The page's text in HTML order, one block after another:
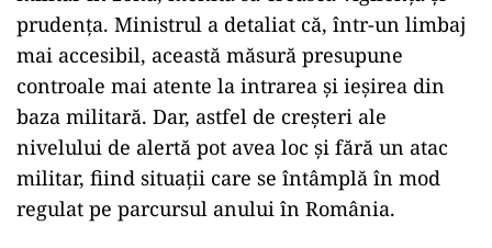
prudența. Ministrul a detaliat că, într-un limbaj
mai accesibil, această măsură presupune
controale mai atente la intrarea și ieșirea din
baza militară. Dar, astfel de creșteri ale
nivelului de alertă pot avea loc și fără un atac
militar, fiind situații care se întâmplă în mod
regulat pe parcursul anului în România.